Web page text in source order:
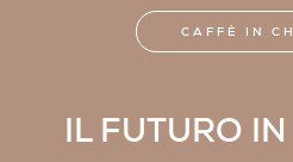
CAFFÈ IN
IL FUTURO